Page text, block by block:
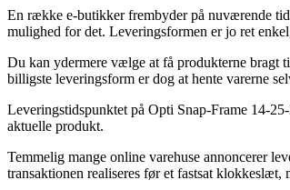
En række e-butikker frembyder på nuværende
mulighed for det. Leveringsformen er jo ret
Du kan ydermere vælge at få produkterne bragt
billigste leveringsform er dog at hente varerne
Leveringstidspunktet på Opti Snap-Frame 14-
aktuelle produkt.
Temmelig mange online varehuse annoncerer
transaktionen realiseres før et fastsat